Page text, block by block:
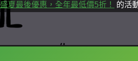
盛夏最後優惠，全年最低價5折！ 的活